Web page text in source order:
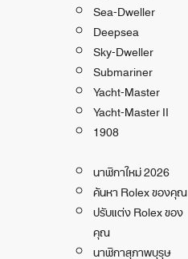
Sea-Dweller
Deepsea
Sky-Dweller
Submariner
Yacht-Master
Yacht-Master II
1908
นาฬิกาใหม่ 2026
ค้นหา Rolex ของคุณ
ปรับแต่ง Rolex ของ
คุณ
นาฬิกาสุภาพบุรุษ